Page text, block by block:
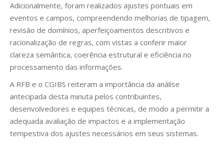
Adicionalmente, foram realizados ajustes pontuais em
eventos e campos, compreendendo melhorias de tipagem,
revisão de domínios, aperfeiçoamentos descritivos e
racionalização de regras, com vistas a conferir maior
clareza semântica, coerência estrutural e eficiência no
processamento das informações.
A RFB e o CGIBS reiteram a importância da análise
antecipada desta minuta pelos contribuintes,
desenvolvedores e equipes técnicas, de modo a permitir a
adequada avaliação de impactos e a implementação
tempestiva dos ajustes necessários em seus sistemas.